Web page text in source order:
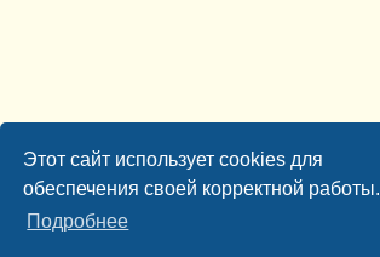
Этот сайт использует cookies для
обеспечения своей корректной работы.
Подробнее